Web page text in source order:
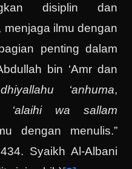
disiplin dan
ilmu dengan
penting dalam
bin ‘Amr dan
‘anhuma,
‘alaihi wa sallam
dengan menulis.”
Syaikh Al-Albani